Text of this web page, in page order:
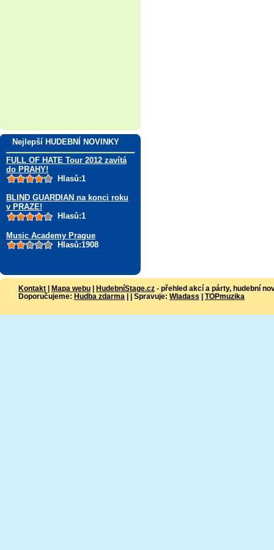
Nejlepší HUDEBNÍ NOVINKY
FULL OF HATE Tour 2012 zavítá
do PRAHY!
Hlasů:1
BLIND GUARDIAN na konci roku
v PRAZE!
Hlasů:1
Music Academy Prague
Hlasů:1908
Kontakt | Mapa webu | HudebníStage.cz - přehled akcí a párty, hudební
Doporučujeme: Hudba zdarma | | Spravuje: Wladass | TOPmuzika